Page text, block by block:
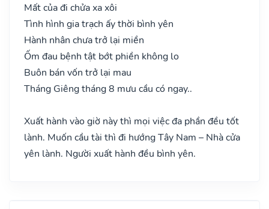
Mất của đi chửa xa xôi
Tình hình gia trạch ấy thời bình yên
Hành nhân chưa trở lại miền
Ốm đau bệnh tật bớt phiền không lo
Buôn bán vốn trở lại mau
Tháng Giêng tháng 8 mưu cầu có ngay..
Xuất hành vào giờ này thì mọi việc đa phần đều tốt
lành. Muốn cầu tài thì đi hướng Tây Nam – Nhà cửa
yên lành. Người xuất hành đều bình yên.